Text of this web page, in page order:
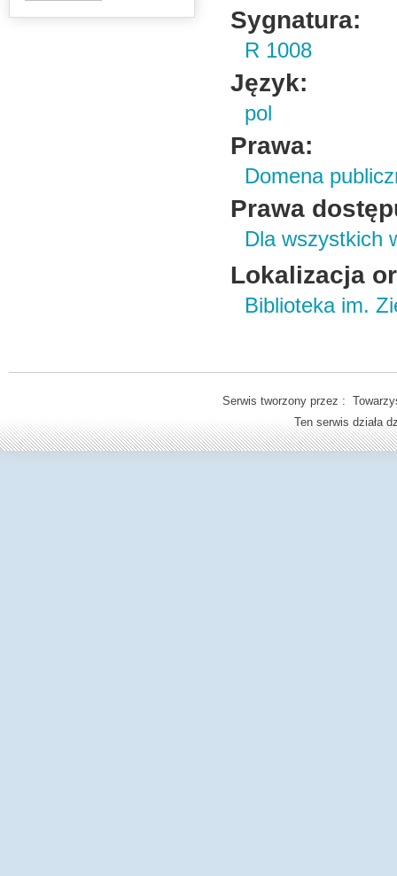
Sygnatura:
R 1008
Język:
pol
Prawa:
Domena
Prawa
Dla wszystkich
Lokalizacja
Biblioteka im.
Serwis tworzony przez :
Ten serwis działa